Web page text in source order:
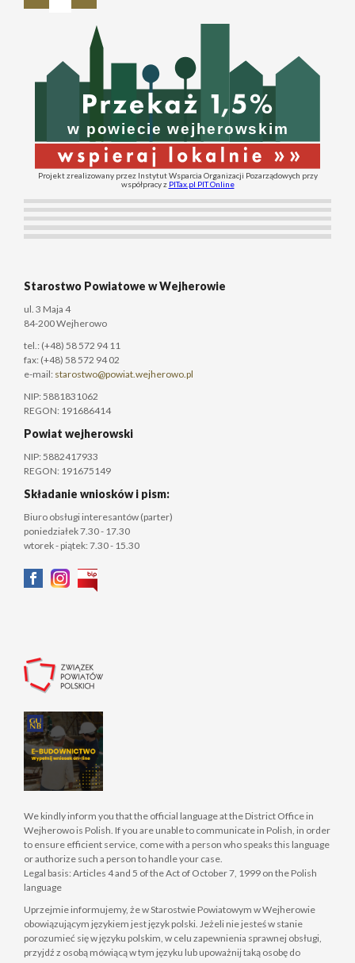
Projekt zrealizowany przez Instytut Wsparcia Organizacji Pozarządowych przy
współpracy z PITax.pl PIT Online
Starostwo Powiatowe w Wejherowie
ul. 3 Maja 4
84-200 Wejherowo
tel.: (+48) 58 572 94 11
fax: (+48) 58 572 94 02
e-mail: starostwo@powiat.wejherowo.pl
NIP: 5881831062
REGON: 191686414
Powiat wejherowski
NIP: 5882417933
REGON: 191675149
Składanie wniosków i pism:
Biuro obsługi interesantów (parter)
poniedziałek 7.30 - 17.30
wtorek - piątek: 7.30 - 15.30
We kindly inform you that the official language at the District Office in
Wejherowo is Polish. If you are unable to communicate in Polish, in order
to ensure efficient service, come with a person who speaks this language
or authorize such a person to handle your case.
Legal basis: Articles 4 and 5 of the Act of October 7, 1999 on the Polish
language
Uprzejmie informujemy, że w Starostwie Powiatowym w Wejherowie
obowiązującym językiem jest język polski. Jeżeli nie jesteś w stanie
porozumieć się w języku polskim, w celu zapewnienia sprawnej obsługi,
przyjdź z osobą mówiącą w tym języku lub upoważnij taką osobę do